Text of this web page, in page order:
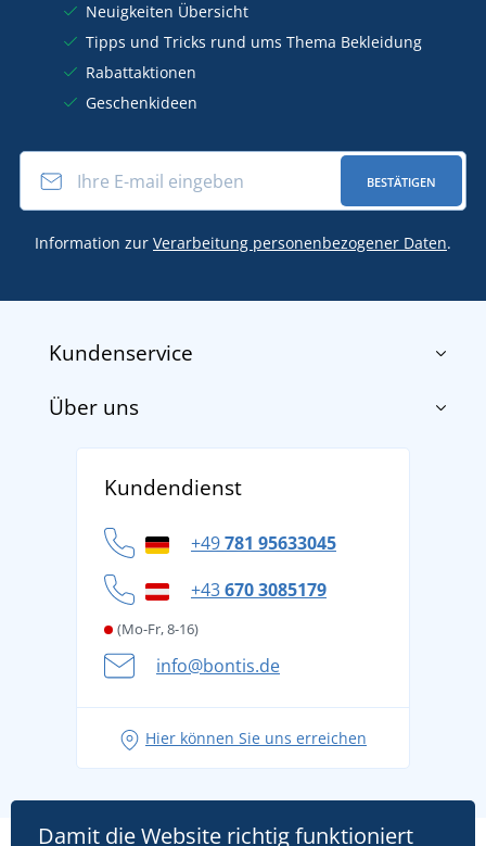
Neuigkeiten Übersicht
Tipps und Tricks rund ums Thema Bekleidung
Rabattaktionen
Geschenkideen
BESTÄTIGEN
Information zur Verarbeitung personenbezogener Daten.
Kundenservice
Impressum
Versand und Zahlung
Datenschutz
Cookie-Richtlinie
Über uns
Für Unternehmen und Organisationen
Kundendienst
+49781 95633045
+43670 3085179
(Mo-Fr, 8-16)
info@bontis.de
Hier können Sie uns erreichen
Damit die Website richtig funktioniert